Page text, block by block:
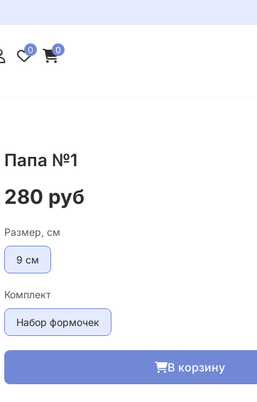
0 0
Папа №1
280 руб
Размер, см
9 см
Комплект
Набор формочек
В корзину